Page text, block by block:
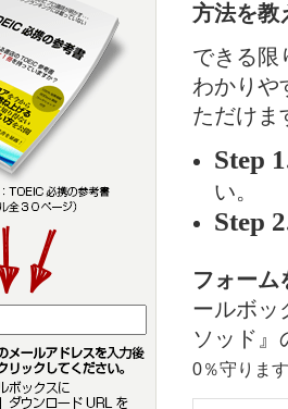
方法を教
できる限
わかりや
ただけま
Step
い。
Step
フォーム
ールボッ
ソッド』
0％守りま